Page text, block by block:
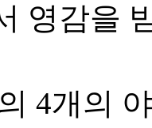
영감을
4개의